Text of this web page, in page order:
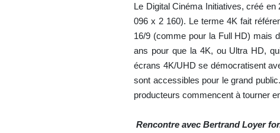
Le Digital Cinéma Initiatives, créé
096 x 2 160). Le terme 4K fait
16/9 (comme pour la Full HD) mais
ans pour que la 4K, ou Ultra HD,
écrans 4K/UHD se démocratisent
sont accessibles pour le grand
producteurs commencent à tourner
Rencontre avecBertrand Loyer